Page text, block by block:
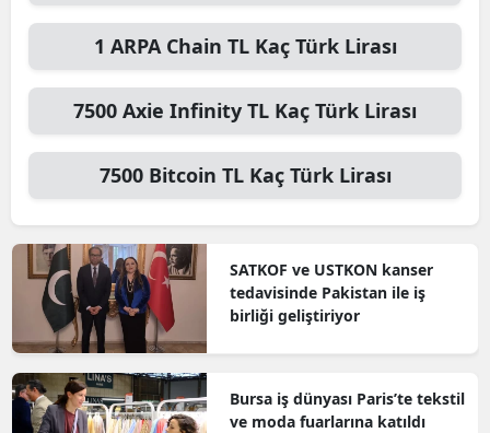
1 ARPA Chain TLKaç Türk Lirası
7500 Axie Infinity TL Kaç Türk Lirası
7500 Bitcoin TLKaç Türk Lirası
SATKOF ve USTKON kanser
tedavisinde Pakistan ile iş
birliği geliştiriyor
Bursa iş dünyası Paris’te tekstil
ve moda fuarlarına katıldı